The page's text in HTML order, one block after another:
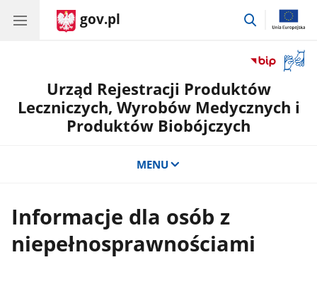
gov.pl
przejdź
okno
Urząd Rejestracji Produktów
Leczniczych, Wyrobów Medycznych i
Produktów Biobójczych
MENU
Informacje dla osób z
niepełnosprawnościami